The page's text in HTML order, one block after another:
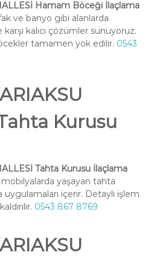
Hamam Böceği İlaçlama
ve banyo gibi alanlarda
kalıcı çözümler sunuyoruz.
tamamen yok edilir. 0543
Kurusu
Tahta Kurusu İlaçlama
yaşayan tahta
uygulamaları içerir. Detaylı işlem
0543 867 8769